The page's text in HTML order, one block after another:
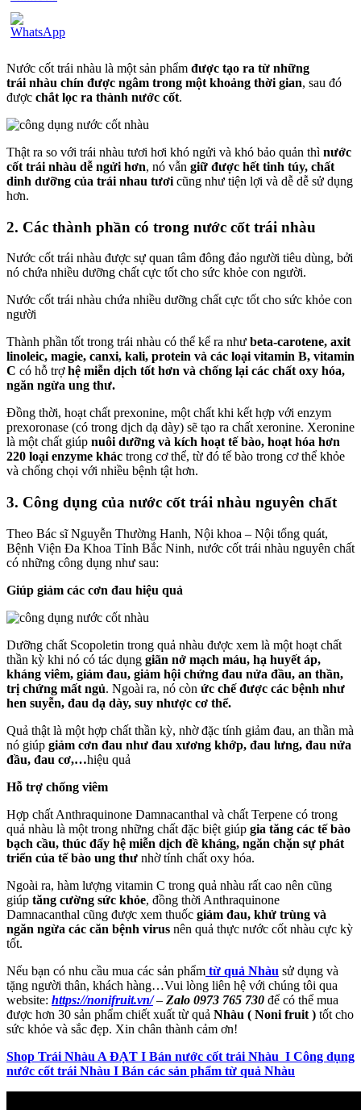
Nước cốt trái nhàu là một sản phẩm được tạo ra từ những
trái nhàu chín được ngâm trong một khoảng thời gian, sau đó
được chắt lọc ra thành nước cốt.
Thật ra so với trái nhàu tươi hơi khó ngửi và khó bảo quản thì nước
cốt trái nhàu dễ ngửi hơn, nó vẫn giữ được hết tinh túy, chất
dinh dưỡng của trái nhau tươi cũng như tiện lợi và dễ dễ sử dụng
hơn.
2. Các thành phần có trong nước cốt trái nhàu
Nước cốt trái nhàu được sự quan tâm đông đảo người tiêu dùng, bởi
nó chứa nhiều dưỡng chất cực tốt cho sức khỏe con người.
Nước cốt trái nhàu chứa nhiều dưỡng chất cực tốt cho sức khỏe con
người
Thành phần tốt trong trái nhàu có thể kể ra như beta-carotene, axit
linoleic, magie, canxi, kali, protein và các loại vitamin B, vitamin
C có hỗ trợhệ miễn dịch tốt hơn và chống lại các chất oxy hóa,
ngăn ngừa ung thư.
Đồng thời, hoạt chất prexonine, một chất khi kết hợp với enzym
prexoronase (có trong dịch dạ dày) sẽ tạo ra chất xeronine. Xeronine
là một chất giúp nuôi dưỡng và kích hoạt tế bào, hoạt hóa hơn
220 loại enzyme khác trong cơ thể, từ đó tế bào trong cơ thể khỏe
và chống chọi với nhiều bệnh tật hơn.
3. Công dụng của nước cốt trái nhàu nguyên chất
Theo Bác sĩ Nguyễn Thường Hanh, Nội khoa – Nội tổng quát,
Bệnh Viện Đa Khoa Tỉnh Bắc Ninh, nước cốt trái nhàu nguyên chất
có những công dụng như sau:
Giúp giảm các cơn đau hiệu quả
Dưỡng chất Scopoletin trong quả nhàu được xem là một hoạt chất
thần kỳ khi nó có tác dụng giãn nở mạch máu, hạ huyết áp,
kháng viêm, giảm đau, giảm hội chứng đau nửa đầu, an thần,
trị chứng mất ngủ. Ngoài ra, nó còn ức chế được các bệnh như
hen suyễn, đau dạ dày, suy nhược cơ thể.
Quả thật là một hợp chất thần kỳ, nhờ đặc tính giảm đau, an thần mà
nó giúp giảm cơn đau như đau xương khớp, đau lưng, đau nửa
đầu, đau cơ,…hiệu quả
Hỗ trợ chống viêm
Hợp chất Anthraquinone Damnacanthal và chất Terpene có trong
quả nhàu là một trong những chất đặc biệt giúp gia tăng các tế bào
bạch cầu, thúc đẩy hệ miễn dịch đề kháng, ngăn chặn sự phát
triển của tế bào ung thư nhờ tính chất oxy hóa.
Ngoài ra, hàm lượng vitamin C trong quả nhàu rất cao nên cũng
giúp tăng cường sức khỏe, đồng thời Anthraquinone
Damnacanthal cũng được xem thuốc giảm đau, khử trùng và
ngăn ngừa các căn bệnh virus nên quả thực nước cốt nhàu cực kỳ
tốt.
Nếu bạn có nhu cầu mua các sản phẩm từ quả Nhàu sử dụng và
tặng người thân, khách hàng…Vui lòng liên hệ với chúng tôi qua
website: https://nonifruit.vn/– Zalo 0973 765 730 để có thể mua
được hơn 30 sản phẩm chiết xuất từ quả Nhàu ( Noni fruit ) tốt cho
sức khỏe và sắc đẹp. Xin chân thành cảm ơn!
Shop Trái Nhàu A ĐẠT I Bán nước cốt trái Nhàu I Công dụng
nước cốt trái Nhàu I Bán các sản phẩm từ quả Nhàu